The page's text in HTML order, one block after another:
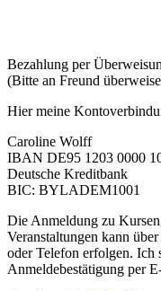
Bezahlung per
(Bitte an Freund
Hier meine
Caroline Wolff
IBAN DE95 1203 0000
Deutsche Kreditbank
BIC: BYLADEM1001
Die Anmeldung zu
Veranstaltungen kann über
oder Telefon erfolgen. Ich
Anmeldebestätigung per